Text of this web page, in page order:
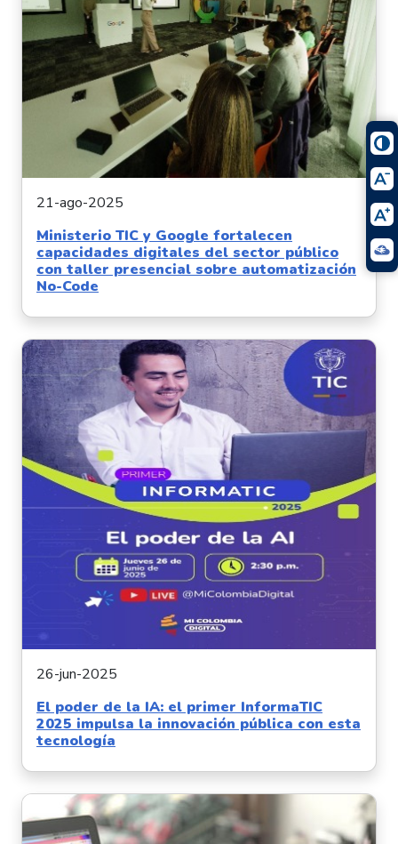
21-ago-2025
Ministerio TIC y Google fortalecen
capacidades digitales del sector público
con taller presencial sobre automatización
No-Code
26-jun-2025
El poder de la IA: el primer InformaTIC
2025 impulsa la innovación pública con esta
tecnología